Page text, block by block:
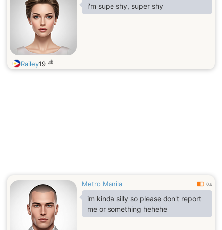
i'm supe shy, super shy
Railey19 歳
Metro Manila 0.6
im kinda silly so please don't report
me or something hehehe